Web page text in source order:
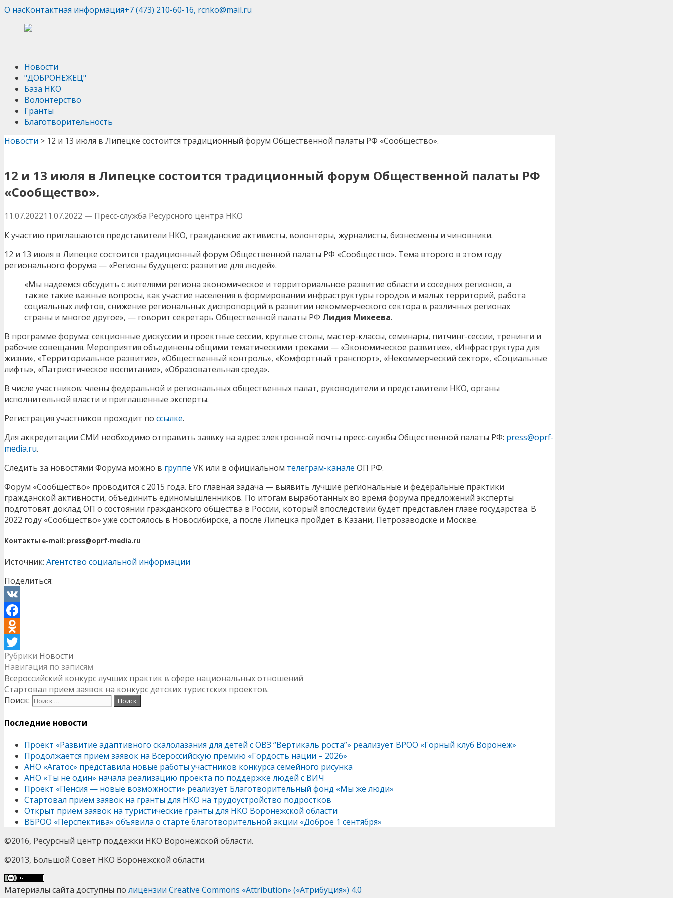
О насКонтактная информация+7 (473) 210-60-16, rcnko@mail.ru
Новости
"ДОБРОНЕЖЕЦ"
База НКО
Волонтерство
Гранты
Благотворительность
Новости > 12 и 13 июля в Липецке состоится традиционный форум Общественной палаты РФ «Сообщество».
12 и 13 июля в Липецке состоится традиционный форум Общественной палаты РФ
«Сообщество».
11.07.202211.07.2022 — Пресс-служба Ресурсного центра НКО
К участию приглашаются представители НКО, гражданские активисты, волонтеры, журналисты, бизнесмены и чиновники.
12 и 13 июля в Липецке состоится традиционный форум Общественной палаты РФ «Сообщество». Тема второго в этом году
регионального форума — «Регионы будущего: развитие для людей».
«Мы надеемся обсудить с жителями региона экономическое и территориальное развитие области и соседних регионов, а
также такие важные вопросы, как участие населения в формировании инфраструктуры городов и малых территорий, работа
социальных лифтов, снижение региональных диспропорций в развитии некоммерческого сектора в различных регионах
страны и многое другое», — говорит секретарь Общественной палаты РФ Лидия Михеева.
В программе форума: секционные дискуссии и проектные сессии, круглые столы, мастер-классы, семинары, питчинг-сессии, тренинги и
рабочие совещания. Мероприятия объединены общими тематическими треками — «Экономическое развитие», «Инфраструктура для
жизни», «Территориальное развитие», «Общественный контроль», «Комфортный транспорт», «Некоммерческий сектор», «Социальные
лифты», «Патриотическое воспитание», «Образовательная среда».
В числе участников: члены федеральной и региональных общественных палат, руководители и представители НКО, органы
исполнительной власти и приглашенные эксперты.
Регистрация участников проходит по ссылке.
Для аккредитации СМИ необходимо отправить заявку на адрес электронной почты пресс-службы Общественной палаты РФ: press@oprf-
media.ru.
Следить за новостями Форума можно в группе VK или в официальном телеграм-канале ОП РФ.
Форум «Сообщество» проводится с 2015 года. Его главная задача — выявить лучшие региональные и федеральные практики
гражданской активности, объединить единомышленников. По итогам выработанных во время форума предложений эксперты
подготовят доклад ОП о состоянии гражданского общества в России, который впоследствии будет представлен главе государства. В
2022 году «Сообщество» уже состоялось в Новосибирске, а после Липецка пройдет в Казани, Петрозаводске и Москве.
Контакты e-mail: press@oprf-media.ru
Источник: Агентство социальной информации
Поделиться:
VK
Facebook
Odnoklassniki
Twitter
Рубрики Новости
Навигация по записям
Всероссийский конкурс лучших практик в сфере национальных отношений
Стартовал прием заявок на конкурс детских туристских проектов.
Поиск:
Последние новости
Проект «Развитие адаптивного скалолазания для детей с ОВЗ “Вертикаль роста”» реализует ВРОО «Горный клуб Воронеж»
Продолжается прием заявок на Всероссийскую премию «Гордость нации – 2026»
АНО «Агатос» представила новые работы участников конкурса семейного рисунка
АНО «Ты не один» начала реализацию проекта по поддержке людей с ВИЧ
Проект «Пенсия — новые возможности» реализует Благотворительный фонд «Мы же люди»
Стартовал прием заявок на гранты для НКО на трудоустройство подростков
Открыт прием заявок на туристические гранты для НКО Воронежской области
ВБРОО «Перспектива» объявила о старте благотворительной акции «Доброе 1 сентября»
©2016, Ресурсный центр поддежки НКО Воронежской области.
©2013, Большой Совет НКО Воронежской области.
Материалы сайта доступны по лицензии Creative Commons «Attribution» («Атрибуция») 4.0